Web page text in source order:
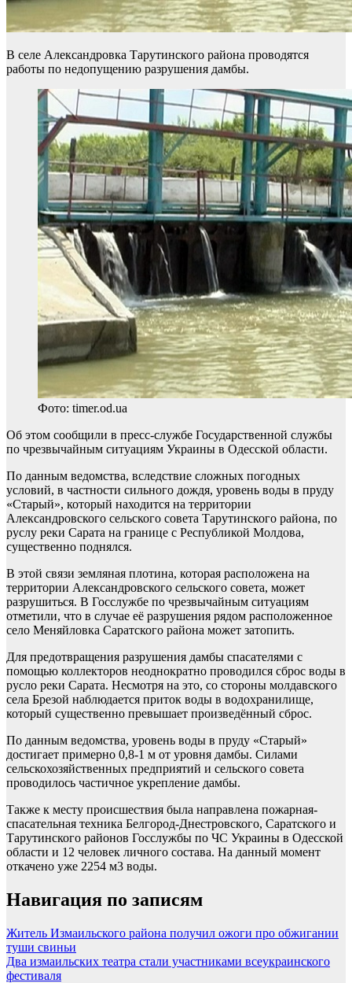
В селе Александровка Тарутинского района проводятся
работы по недопущению разрушения дамбы.
Фото: timer.od.ua
Об этом сообщили в пресс-службе Государственной службы
по чрезвычайным ситуациям Украины в Одесской области.
По данным ведомства, вследствие сложных погодных
условий, в частности сильного дождя, уровень воды в пруду
«Старый», который находится на территории
Александровского сельского совета Тарутинского района, по
руслу реки Сарата на границе с Республикой Молдова,
существенно поднялся.
В этой связи земляная плотина, которая расположена на
территории Александровского сельского совета, может
разрушиться. В Госслужбе по чрезвычайным ситуациям
отметили, что в случае её разрушения рядом расположенное
село Меняйловка Саратского района может затопить.
Для предотвращения разрушения дамбы спасателями с
помощью коллекторов неоднократно проводился сброс воды в
русло реки Сарата. Несмотря на это, со стороны молдавского
села Брезой наблюдается приток воды в водохранилище,
который существенно превышает произведённый сброс.
По данным ведомства, уровень воды в пруду «Старый»
достигает примерно 0,8-1 м от уровня дамбы. Силами
сельскохозяйственных предприятий и сельского совета
проводилось частичное укрепление дамбы.
Также к месту происшествия была направлена пожарная-
спасательная техника Белгород-Днестровского, Саратского и
Тарутинского районов Госслужбы по ЧС Украины в Одесской
области и 12 человек личного состава. На данный момент
откачено уже 2254 м3 воды.
Навигация по записям
Житель Измаильского района получил ожоги про обжигании
туши свиньи
Два измаильских театра стали участниками всеукраинского
фестиваля